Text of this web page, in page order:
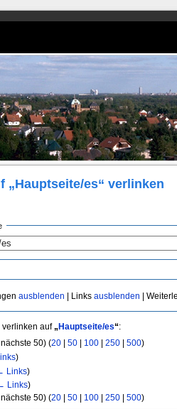
„Hauptseite/es“ verlinken
ausblenden | Links ausblenden |
verlinken auf„Hauptseite/es“:
50) (20| 50| 100| 250| 500)
)
Links)
Links)
50) (20| 50| 100| 250| 500)